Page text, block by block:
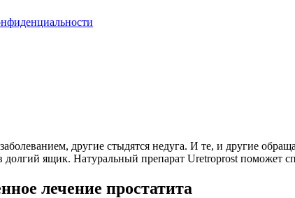
другие стыдятся недуга. И те, и другие
долгий ящик. Натуральный препарат Uretroprost поможет
лечение простатита